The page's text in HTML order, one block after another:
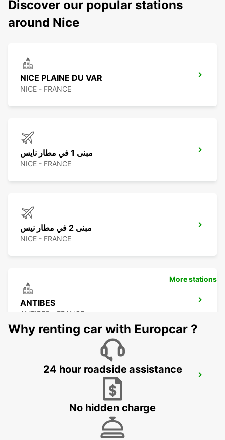
Discover our popular stations
around Nice
NICE PLAINE DU VAR
NICE - FRANCE
مبنى 1 في مطار نايس
NICE - FRANCE
مبنى 2 في مطار نيس
NICE - FRANCE
ANTIBES
ANTIBES - FRANCE
More stations
Why renting car with Europcar ?
24 hour roadside assistance
No hidden charge